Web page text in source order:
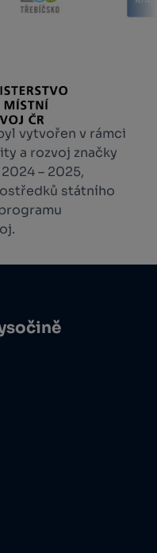
vytvořen v rámci
a rozvoj značky
– 2025,
státního